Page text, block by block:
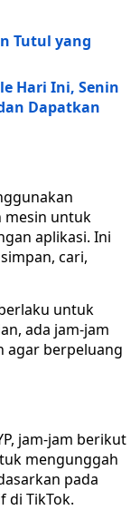
Tutul yang
Hari Ini, Senin
Dapatkan
mesin untuk
aplikasi. Ini
cari,
untuk
ada jam-jam
agar berpeluang
jam-jam berikut
mengunggah
pada
di TikTok.